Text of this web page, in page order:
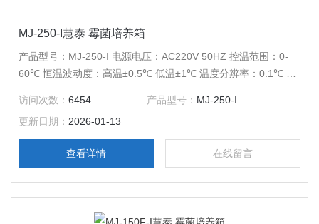
MJ-250-I慧泰 霉菌培养箱
产品型号：MJ-250-I 电源电压：AC220V 50HZ 控温范围：0-
60℃ 恒温波动度：高温±0.5℃ 低温±1℃ 温度分辨率：0.1℃ 输
705*725*1525 公称容积：250L 载物托架（标配）：3块 定时范
围：1-9999分钟
访问次数：6454 产品型号： MJ-250-I
更新日期： 2026-01-13
查看详情 在线留言